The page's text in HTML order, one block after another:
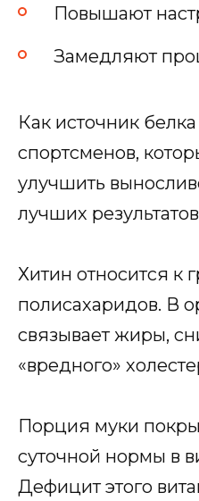
Повышают
Замедляют
Как источник
спортсменов,
улучшить
лучших
Хитин относится к
полисахаридов. В
связывает жиры,
«вредного»
Порция муки
суточной нормы в
Дефицит этого